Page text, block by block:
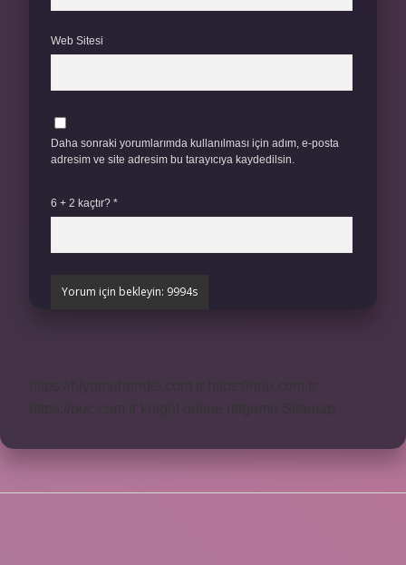
Web Sitesi
Daha sonraki yorumlarımda kullanılması için adım, e-posta
adresim ve site adresim bu tarayıcıya kaydedilsin.
6 + 2 kaçtır? *